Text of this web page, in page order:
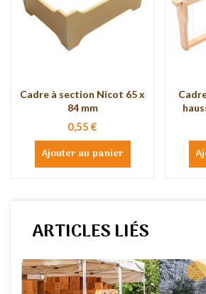
Cadre à section Nicot 65 x
84 mm
0,55 €
Ajouter au panier
ARTICLES LIÉS